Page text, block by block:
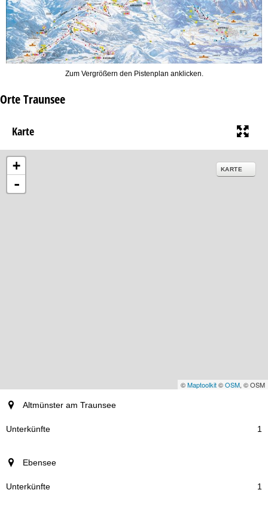
Zum Vergrößern den Pistenplan anklicken.
Orte Traunsee
Karte
+
-
KARTE
©Maptoolkit©OSM, © OSM
Ort
Unterkünfte
Altmünster am Traunsee
1
Ebensee
1